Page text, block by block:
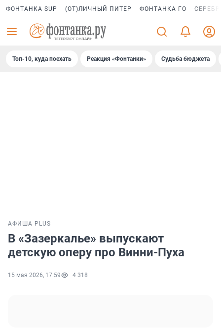
ФОНТАНКА SUP (ОТ)ЛИЧНЫЙ ПИТЕР ФОНТАНКА ГО
Топ-10, куда поехать Реакция «Фонтанки» Судьба бюджета
АФИША PLUS
В «Зазеркалье» выпускают
детскую оперу про Винни-Пуха
15 мая 2026, 17:59 4 318